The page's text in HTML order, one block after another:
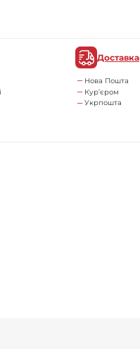
Доставка
Нова Пошта
Кур’єром
Укрпошта